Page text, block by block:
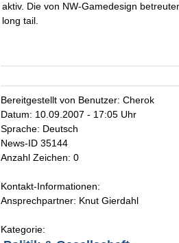
aktiv. Die von NW-Gamedesign
long tail.
Bereitgestellt von Benutzer: Cherok
Datum: 10.09.2007 - 17:05 Uhr
Sprache: Deutsch
News-ID 35144
Anzahl Zeichen: 0
Kontakt-Informationen:
Ansprechpartner: Knut Gierdahl
Kategorie: